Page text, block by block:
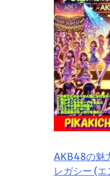
AKB48の魅
レガシー (